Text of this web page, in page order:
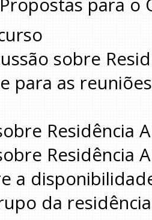
para
sobre
para as
Residência
Residência
a
da